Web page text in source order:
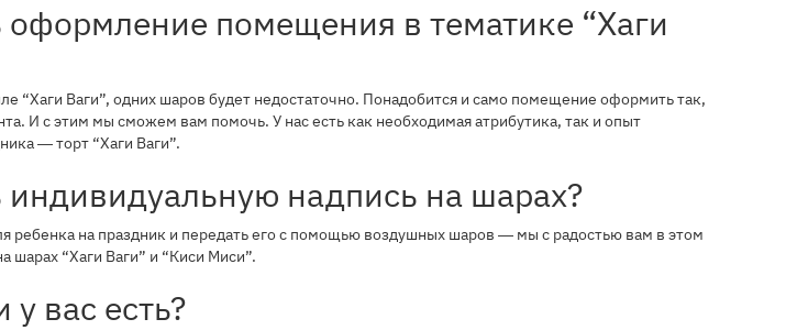
оформление помещения в тематике “Хаги
“Хаги Ваги”, одних шаров будет недостаточно. Понадобится и само помещение оформить так,
И с этим мы сможем вам помочь. У нас есть как необходимая атрибутика, так и опыт
― торт “Хаги Ваги”.
индивидуальную надпись на шарах?
ребенка на праздник и передать его с помощью воздушных шаров ― мы с радостью вам в этом
“Хаги Ваги” и “Киси Миси”.
вас есть?